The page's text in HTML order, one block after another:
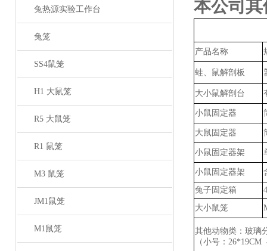
兔热源实验工作台
兔笼
SS4鼠笼
H1 大鼠笼
R5 大鼠笼
R1 鼠笼
M3 鼠笼
JM1鼠笼
M1鼠笼
本公司
产品名称
蛙、鼠解剖板
大小鼠解剖台
小鼠固定器
大鼠固定器
小鼠固定器架
小鼠固定器架
兔子固定箱
大小鼠笼
其他动物类：玻璃
（小号： 26*19CM